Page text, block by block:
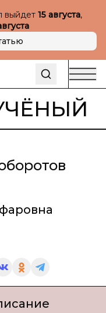
выйдет 15 августа,